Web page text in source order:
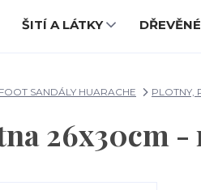
ŠITÍ A LÁTKY
SANDÁLY HUARACHE PLOTNY,
26x30cm -